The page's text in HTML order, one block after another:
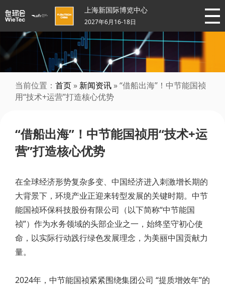
上海新国际博览中心
2027年6月16-18日
当前位置： 首页 » 新闻资讯 » “借船出海”！中节能国祯
用“技术+运营”打造核心优势
“借船出海”！中节能国祯用“技术+运
营”打造核心优势
在全球经济形势复杂多变、中国经济进入刺激增长期的
大背景下，环境产业正迎来转型发展的关键时期。中节
能国祯环保科技股份有限公司（以下简称“中节能国
祯”）作为水务领域的头部企业之一，始终坚守初心使
命，以实际行动践行绿色发展理念，为美丽中国贡献力
量。
2024年，中节能国祯紧紧围绕集团公司 “提质增效年”的